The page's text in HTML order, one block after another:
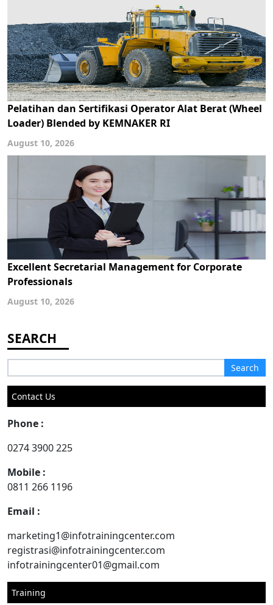
Pelatihan dan Sertifikasi Operator Alat Berat (Wheel
Loader) Blended by KEMNAKER RI
August 10, 2026
Excellent Secretarial Management for Corporate
Professionals
August 10, 2026
for:
Contact Us
Phone :
0274 3900 225
Mobile :
0811 266 1196
Email :
marketing1@infotrainingcenter.com
registrasi@infotrainingcenter.com
infotrainingcenter01@gmail.com
Training